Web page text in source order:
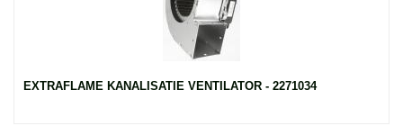
EXTRAFLAME KANALISATIE VENTILATOR - 2271034